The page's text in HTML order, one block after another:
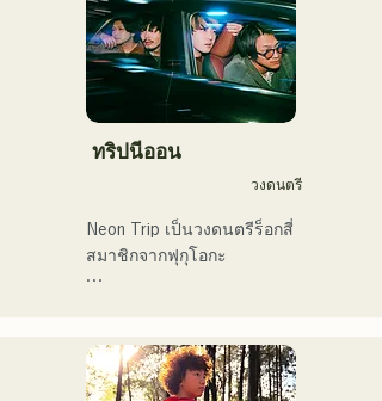
ทริปนีออน
วงดนตรี
Neon Trip เป็นวงดนตรีร็อกสี่
สมาชิกจากฟุกุโอกะ
เดือนพฤศจิกายน 2023